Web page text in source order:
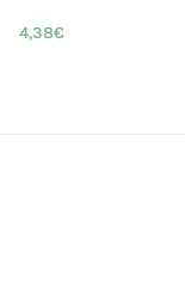
4,38€